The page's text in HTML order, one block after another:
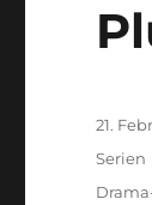
21.
Serien